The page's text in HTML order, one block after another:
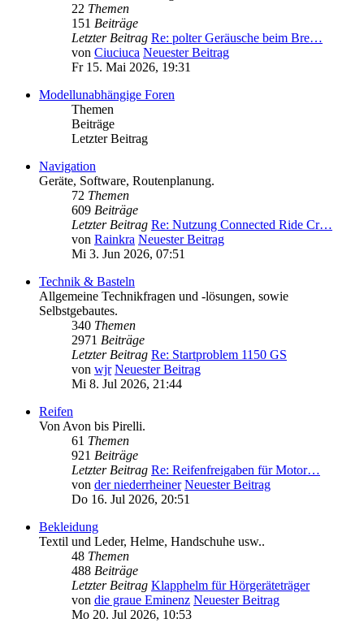
22 Themen
151 Beiträge
Letzter Beitrag Re: polter Geräusche beim Bre…
von Ciuciuca Neuester Beitrag
Fr 15. Mai 2026, 19:31
Modellunabhängige Foren
Themen
Beiträge
Letzter Beitrag
Navigation
Geräte, Software, Routenplanung.
72 Themen
609 Beiträge
Letzter Beitrag Re: Nutzung Connected Ride Cr…
von Rainkra Neuester Beitrag
Mi 3. Jun 2026, 07:51
Technik & Basteln
Allgemeine Technikfragen und -lösungen, sowie
Selbstgebautes.
340 Themen
2971 Beiträge
Letzter Beitrag Re: Startproblem 1150 GS
von wjr Neuester Beitrag
Mi 8. Jul 2026, 21:44
Reifen
Von Avon bis Pirelli.
61 Themen
921 Beiträge
Letzter Beitrag Re: Reifenfreigaben für Motor…
von der niederrheiner Neuester Beitrag
Do 16. Jul 2026, 20:51
Bekleidung
Textil und Leder, Helme, Handschuhe usw..
48 Themen
488 Beiträge
Letzter Beitrag Klapphelm für Hörgeräteträger
von die graue Eminenz Neuester Beitrag
Mo 20. Jul 2026, 10:53